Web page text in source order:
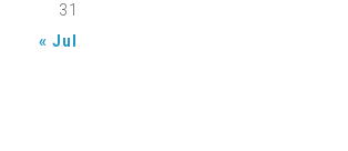
31
« Jul